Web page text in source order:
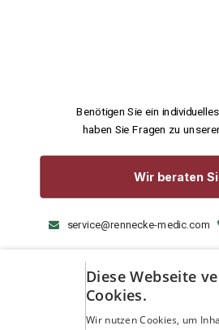
Benötigen Sie ein
haben Sie Fragen zu
Wir beraten
service@rennecke-medic.com
Diese Webseite
Cookies.
Wir nutzen Cookies, um